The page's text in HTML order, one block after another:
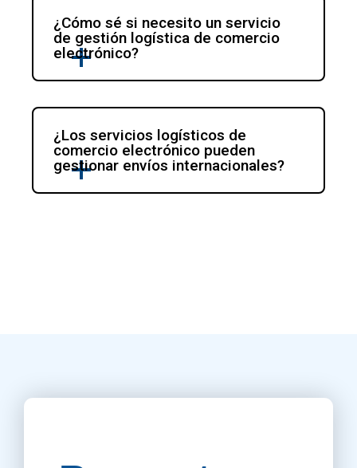
¿Cómo sé si necesito un servicio
de gestión logística de comercio
electrónico?
¿Los servicios logísticos de
comercio electrónico pueden
gestionar envíos internacionales?